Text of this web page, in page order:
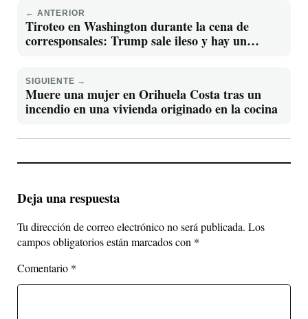
← ANTERIOR
Tiroteo en Washington durante la cena de
corresponsales: Trump sale ileso y hay un
SIGUIENTE →
Muere una mujer en Orihuela Costa tras un
incendio en una vivienda originado en la cocina
Deja una respuesta
Tu dirección de correo electrónico no será publicada. Los
campos obligatorios están marcados con *
Comentario *